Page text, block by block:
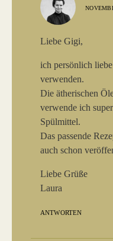
Liebe Gigi,
ich persönlich
verwenden.
Die ätherischen
verwende ich
Spülmittel.
Das passende
auch schon
Liebe Grüße
Laura
ANTWORTEN